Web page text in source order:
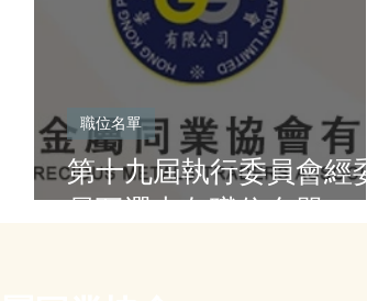
第十九屆執行委員會經委
員互選出各職位名單
職位名單